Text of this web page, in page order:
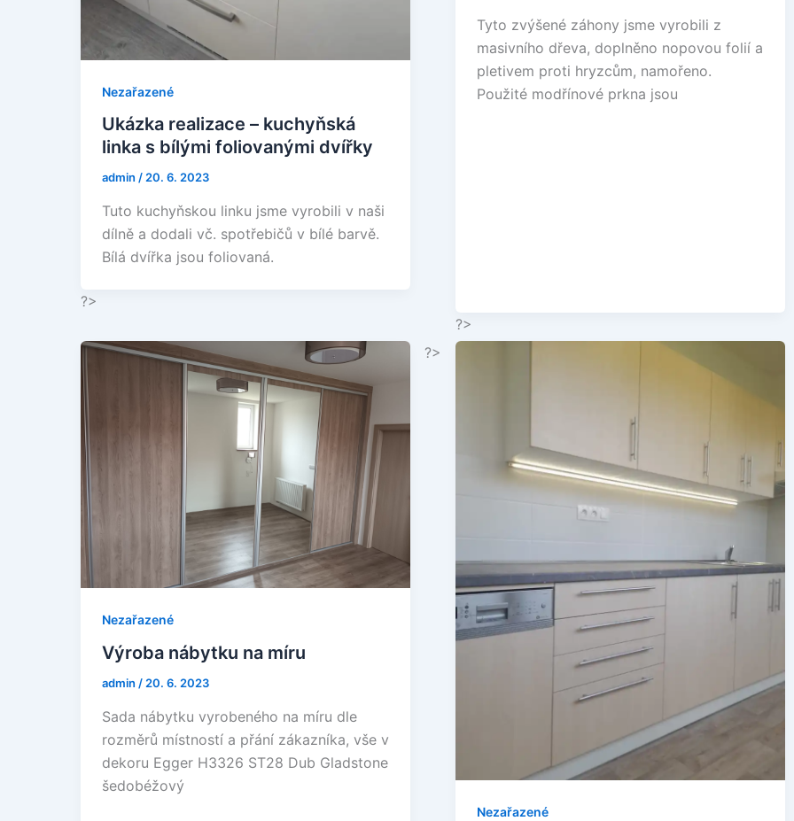
Nezařazené
Ukázka realizace – kuchyňská
linka s bílými foliovanými dvířky
admin /20. 6. 2023
Tuto kuchyňskou linku jsme vyrobili v naši
dílně a dodali vč. spotřebičů v bílé barvě.
Bílá dvířka jsou foliovaná.
?>
Tyto zvýšené záhony jsme vyrobili z
masivního dřeva, doplněno nopovou folií a
pletivem proti hryzcům, namořeno.
Použité modřínové prkna jsou
?>
Nezařazené
Výroba nábytku na míru
admin / 20. 6. 2023
Sada nábytku vyrobeného na míru dle
rozměrů místností a přání zákazníka, vše v
dekoru Egger H3326 ST28 Dub Gladstone
šedobéžový
?>
Nezařazené